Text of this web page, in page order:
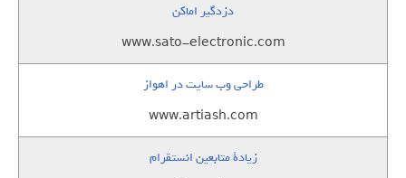
دزدگیر اماکن
www.sato-electronic.com
طراحی وب سایت در اهواز
www.artiash.com
زيادة متابعين انستقرام